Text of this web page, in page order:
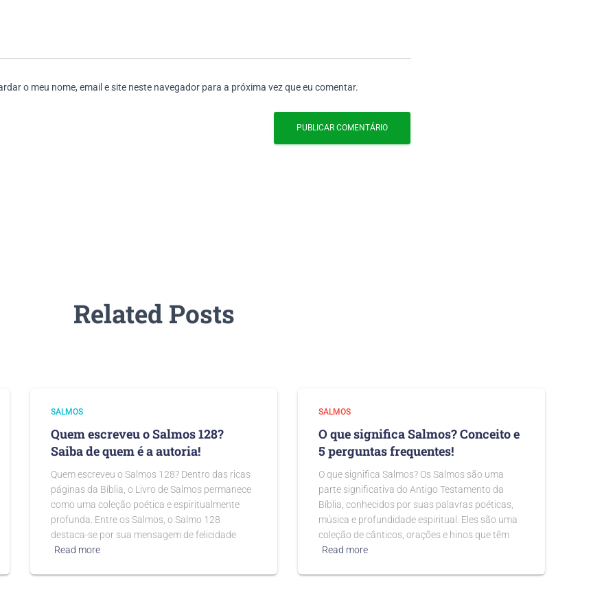
o meu nome, email e site neste navegador para a próxima vez que eu comentar.
Related Posts
SALMOS
Quem escreveu o Salmos 128?
Saiba de quem é a autoria!
Quem escreveu o Salmos 128? Dentro das ricas
páginas da Bíblia, o Livro de Salmos permanece
como uma coleção poética e espiritualmente
profunda. Entre os Salmos, o Salmo 128
destaca-se por sua mensagem de felicidade
Read more
SALMOS
O que significa Salmos? Conceito e
5 perguntas frequentes!
O que significa Salmos? Os Salmos são uma
parte significativa do Antigo Testamento da
Bíblia, conhecidos por suas palavras poéticas,
música e profundidade espiritual. Eles são uma
coleção de cânticos, orações e hinos que têm
Read more